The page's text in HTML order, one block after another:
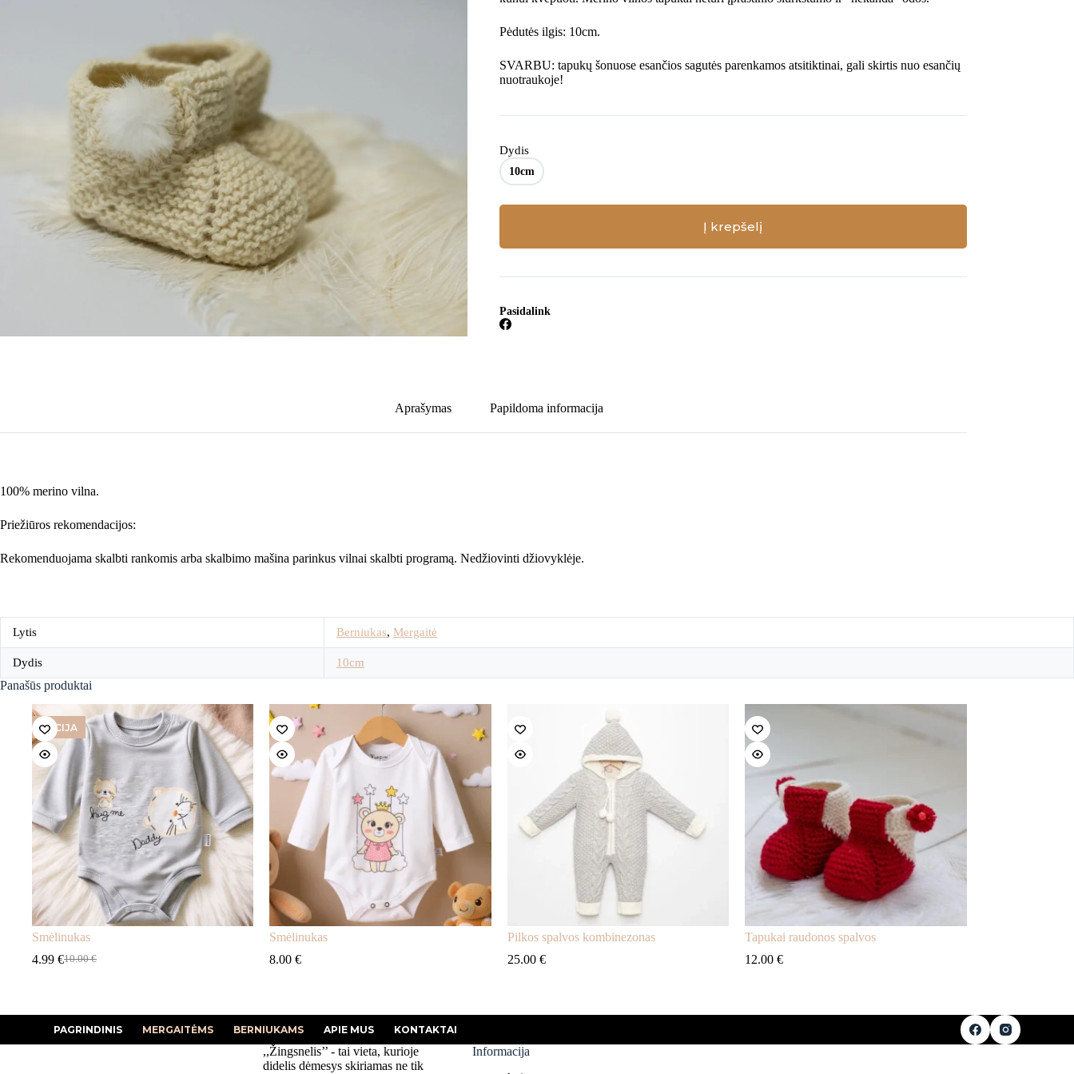
Pėdutės ilgis: 10cm.
SVARBU: tapukų šonuose esančios sagutės parenkamos atsitiktinai, gali skirtis nuo esančių
nuotraukoje!
Dydis
10cm
Į krepšelį
Pasidalink
Aprašymas Papildoma informacija
100% merino vilna.
Priežiūros rekomendacijos:
Rekomenduojama skalbti rankomis arba skalbimo mašina parinkus vilnai skalbti programą. Nedžiovinti džiovyklėje.
Lytis Berniukas, Mergaitė
Dydis 10cm
Panašūs produktai
AKCIJA
Smėlinukas
10.00€
Original
4.99 €Current
Smėlinukas
8.00€
Pilkos spalvos kombinezonas
25.00 €
Tapukai raudonos spalvos
12.00€
PAGRINDINIS MERGAITĖMS BERNIUKAMS APIE MUS KONTAKTAI
,,Žingsnelis’’ - tai vieta, kurioje
didelis dėmesys skiriamas ne tik
Informacija